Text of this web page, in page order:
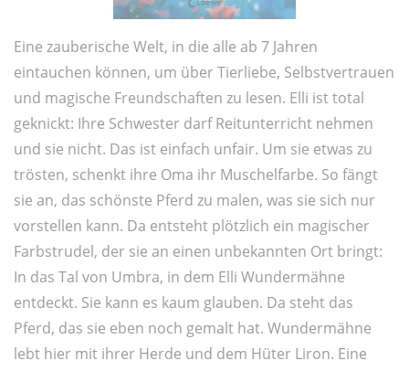
Eine zauberische Welt, in die alle ab 7 Jahren
eintauchen können, um über Tierliebe, Selbstvertrauen
und magische Freundschaften zu lesen. Elli ist total
geknickt: Ihre Schwester darf Reitunterricht nehmen
und sie nicht. Das ist einfach unfair. Um sie etwas zu
trösten, schenkt ihre Oma ihr Muschelfarbe. So fängt
sie an, das schönste Pferd zu malen, was sie sich nur
vorstellen kann. Da entsteht plötzlich ein magischer
Farbstrudel, der sie an einen unbekannten Ort bringt:
In das Tal von Umbra, in dem Elli Wundermähne
entdeckt. Sie kann es kaum glauben. Da steht das
Pferd, das sie eben noch gemalt hat. Wundermähne
lebt hier mit ihrer Herde und dem Hüter Liron. Eine